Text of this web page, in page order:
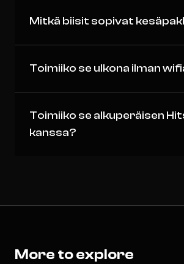
Mitkä biisit sopivat
Toimiiko se ulkona ilman
Toimiiko se alkuperäisen
kanssa?
More to explore